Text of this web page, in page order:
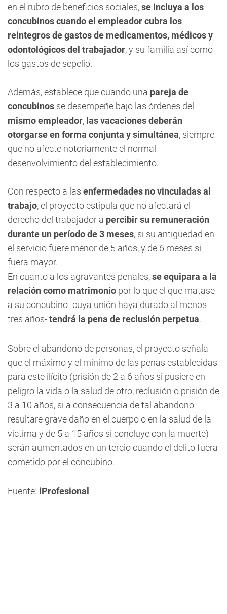
en el rubro de beneficios sociales,se incluya a los
concubinos cuando el empleador cubra los
reintegros de gastos de medicamentos, médicos y
odontológicos del trabajador, y su familia así como
los gastos de sepelio.
Además, establece que cuando una pareja de
concubinos se desempeñe bajo las órdenes del
mismo empleador, las vacaciones deberán
otorgarse en forma conjunta y simultánea, siempre
que no afecte notoriamente el normal
desenvolvimiento del establecimiento.
Con respecto a las enfermedades no vinculadas al
trabajo, el proyecto estipula que no afectará el
derecho del trabajador a percibir su remuneración
durante un período de 3 meses, si su antigüedad en
el servicio fuere menor de 5 años, y de 6 meses si
fuera mayor.
En cuanto a los agravantes penales,se equipara a la
relación como matrimonio por lo que el que matase
a su concubino -cuya unión haya durado al menos
tres años-tendrá la pena de reclusión perpetua.
Sobre el abandono de personas, el proyecto señala
que el máximo y el mínimo de las penas establecidas
para este ilícito (prisión de 2 a 6 años si pusiere en
peligro la vida o la salud de otro, reclusión o prisión de
3 a 10 años, si a consecuencia de tal abandono
resultare grave daño en el cuerpo o en la salud de la
víctima y de 5 a 15 años si concluye con la muerte)
serán aumentados en un tercio cuando el delito fuera
cometido por el concubino.
Fuente: iProfesional